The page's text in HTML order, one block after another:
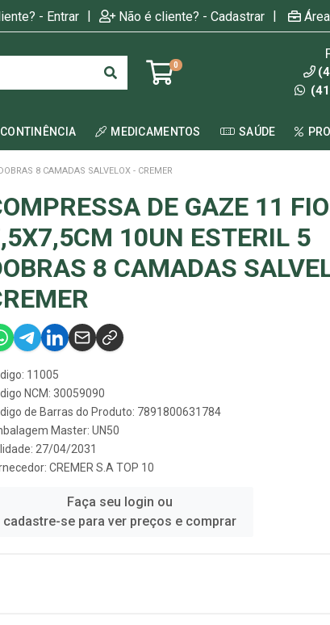
- Entrar | Não é cliente? - Cadastrar |
0
MEDICAMENTOS SAÚDE
8 CAMADAS SALVELOX - CREMER
DE GAZE 11
10UN ESTERIL 5
8 CAMADAS
11005
NCM: 30059090
de Barras do Produto: 7891800631784
Master: UN50
27/04/2031
CREMER S.A TOP 10
Faça seu login ou
cadastre-se para ver preços e comprar